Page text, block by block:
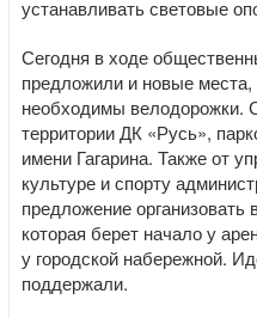
устанавливать световые
Сегодня в ходе
предложили и новые места,
необходимы велодорожки.
территории ДК «Русь»,
имени Гагарина. Также от
культуре и спорту
предложение
которая берет начало у
у городской набережной.
поддержали.